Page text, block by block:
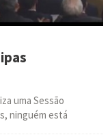
uma Sessão
ninguém está